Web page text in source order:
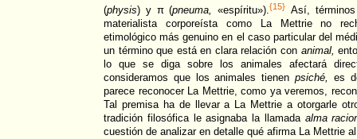
(physis) y π (pneuma, «espíritu»).{15} Así,
materialista corporeísta como La Mettrie no
etimológico más genuino en el caso particular del
un término que está en clara relación con animal,
lo que se diga sobre los animales afectará
consideramos que los animales tienenpsiché, es
parece reconocer La Mettrie, como ya veremos,
Tal premisa ha de llevar a La Mettrie a otorgarle
tradición filosófica le asignaba la llamada alma
cuestión de analizar en detalle qué afirma La Mettrie